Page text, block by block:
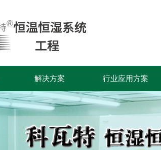
解决方案 行业应用方案